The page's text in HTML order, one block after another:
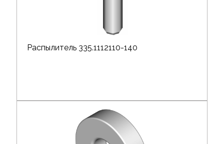
Распылитель 335.1112110-140